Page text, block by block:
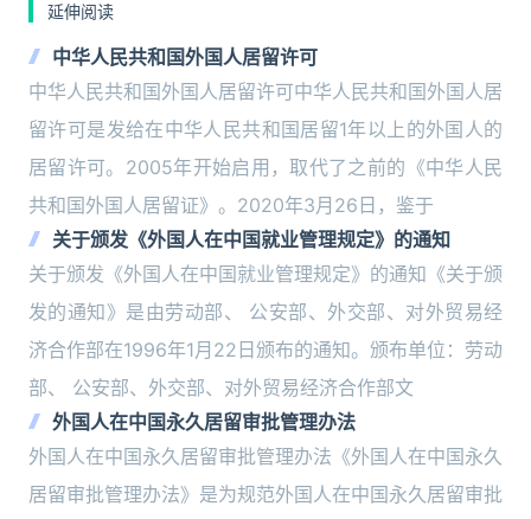
延伸阅读
中华人民共和国外国人居留许可
中华人民共和国外国人居留许可中华人民共和国外国人居
留许可是发给在中华人民共和国居留1年以上的外国人的
居留许可。2005年开始启用，取代了之前的《中华人民
共和国外国人居留证》。2020年3月26日，鉴于
关于颁发《外国人在中国就业管理规定》的通知
关于颁发《外国人在中国就业管理规定》的通知《关于颁
发的通知》是由劳动部、 公安部、外交部、对外贸易经
济合作部在1996年1月22日颁布的通知。颁布单位：劳动
部、 公安部、外交部、对外贸易经济合作部文
外国人在中国永久居留审批管理办法
外国人在中国永久居留审批管理办法《外国人在中国永久
居留审批管理办法》是为规范外国人在中国永久居留审批